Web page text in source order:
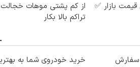
بازار ✅
از کم پشتی موهات خجالت
تراکم بالا بکار
سفارش
خرید خودروی شما به